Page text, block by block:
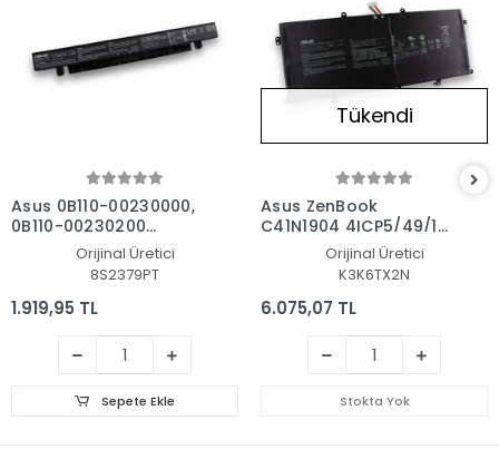
Asus 0B110-00230000,
0B110-00230200
Notebook Batarya - Pil
Orijinal Üretici
8S2379PT
1.919,95 TL
Sepete Ekle
Tükendi
Asus ZenBook
C41N1904 4ICP5/49/121
Batarya - PilOrijinal Üretici
K3K6TX2N
6.075,07 TL
Stokta Yok